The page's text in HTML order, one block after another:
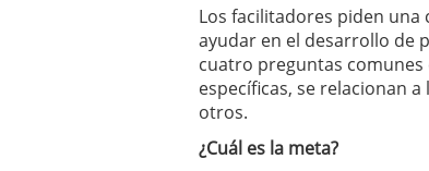
Los facilitadores piden una
ayudar en el desarrollo de
cuatro preguntas comunes
específicas, se relacionan
otros.
¿Cuál es la meta?